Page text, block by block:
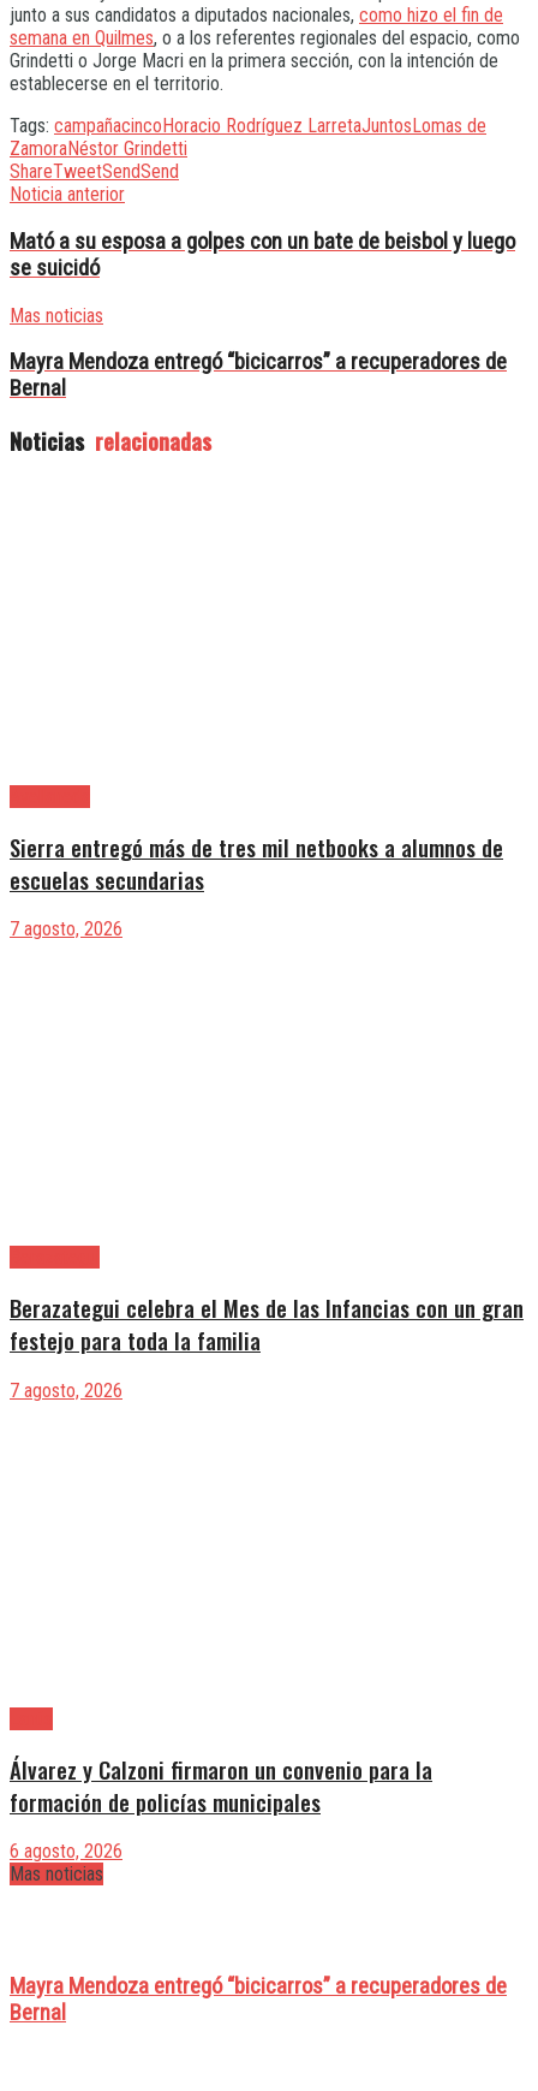
junto a sus candidatos a diputados nacionales, como hizo el fin de
semana en Quilmes, o a los referentes regionales del espacio, como
Grindetti o Jorge Macri en la primera sección, con la intención de
establecerse en el territorio.
Tags: campañacinco Horacio Rodríguez LarretaJuntos Lomas de
ZamoraNéstor Grindetti
ShareTweetSendSend
Noticia anterior
Mató a su esposa a golpes con un bate de beisbol y luego
se suicidó
Mas noticias
Mayra Mendoza entregó “bicicarros” a recuperadores de
Bernal
Noticias relacionadas
Sierra entregó más de tres mil netbooks a alumnos de
escuelas secundarias
7 agosto, 2026
Berazategui celebra el Mes de las Infancias con un gran
festejo para toda la familia
7 agosto, 2026
Álvarez y Calzoni firmaron un convenio para la
formación de policías municipales
6 agosto, 2026
Mas noticias
Mayra Mendoza entregó “bicicarros” a recuperadores de
Bernal